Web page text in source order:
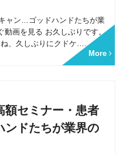
ャン…ゴッドハンドたちが業
動画を見る お久しぶりです。
ね、久しぶりにクドケ……
More
額セミナー・患者
ドたちが業界の